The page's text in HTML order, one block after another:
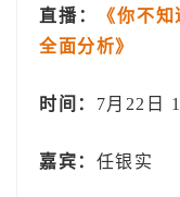
直播：
《你不
全面分析》
时间： 7月22日
嘉宾： 任银实